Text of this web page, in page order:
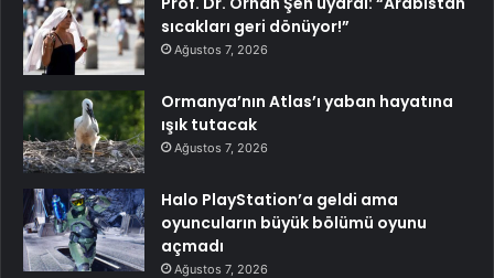
sıcakları geri dönüyor!”
Ağustos 7, 2026
Ormanya’nın Atlas’ı yaban hayatına
ışık tutacak
Ağustos 7, 2026
Halo PlayStation’a geldi ama
oyuncuların büyük bölümü oyunu
açmadı
Ağustos 7, 2026